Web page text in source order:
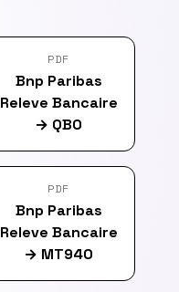
PDF
Bnp Paribas
Releve Bancaire
→ QBO
PDF
Bnp Paribas
Releve Bancaire
→ MT940